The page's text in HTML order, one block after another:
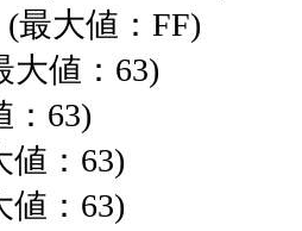
(最大値：FF)
大値：63)
：63)
値：63)
値：63)